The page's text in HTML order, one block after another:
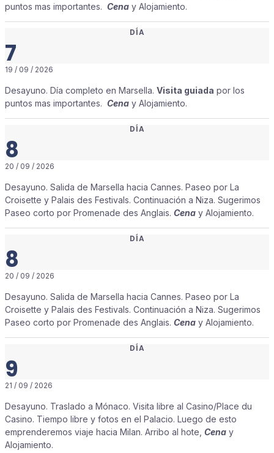
puntos mas importantes. Cena y Alojamiento.
DÍA
7
19 / 09 / 2026
Desayuno. Día completo en Marsella. Visita guiada por los
puntos mas importantes. Cena y Alojamiento.
DÍA
8
20 / 09 / 2026
Desayuno. Salida de Marsella hacia Cannes. Paseo por La
Croisette y Palais des Festivals. Continuación a Niza. Sugerimos
Paseo corto por Promenade des Anglais. Cena y Alojamiento.
DÍA
8
20 / 09 / 2026
Desayuno. Salida de Marsella hacia Cannes. Paseo por La
Croisette y Palais des Festivals. Continuación a Niza. Sugerimos
Paseo corto por Promenade des Anglais. Cena y Alojamiento.
DÍA
9
21 / 09 / 2026
Desayuno. Traslado a Mónaco. Visita libre al Casino/Place du
Casino. Tiempo libre y fotos en el Palacio. Luego de esto
emprenderemos viaje hacia Milan. Arribo al hote, Cena y
Alojamiento.